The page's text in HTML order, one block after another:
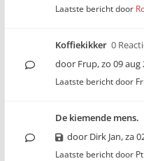
Laatste bericht door
Koffiekikker 0
door Frup,zo 09 aug
Laatste bericht door
De kiemende mens.
door Dirk Jan,za
Laatste bericht door Pti